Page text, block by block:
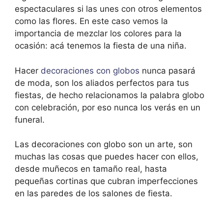
espectaculares si las unes con otros elementos
como las flores. En este caso vemos la
importancia de mezclar los colores para la
ocasión: acá tenemos la fiesta de una niña.
Hacer decoraciones con globos nunca pasará
de moda, son los aliados perfectos para tus
fiestas, de hecho relacionamos la palabra globo
con celebración, por eso nunca los verás en un
funeral.
Las decoraciones con globo son un arte, son
muchas las cosas que puedes hacer con ellos,
desde muñecos en tamaño real, hasta
pequeñas cortinas que cubran imperfecciones
en las paredes de los salones de fiesta.